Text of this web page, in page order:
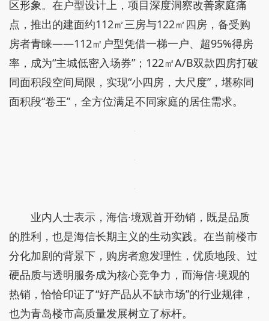
区形象。在户型设计上，项目深度洞察改善家庭痛
点，推出的建面约112㎡三房与122㎡四房，备受购
房者青睐——112㎡户型凭借一梯一户、超95%得房
率，成为“主城低密入场券”；122㎡A/B双款四房打破
同面积段空间局限，实现“小四房，大尺度”，堪称同
面积段“卷王”，全方位满足不同家庭的居住需求。
业内人士表示，海信·境观首开劲销，既是品质
的胜利，也是海信长期主义的生动实践。在当前楼市
分化加剧的背景下，购房者愈发理性，优质地段、过
硬品质与透明服务成为核心竞争力，而海信·境观的
热销，恰恰印证了“好产品从不缺市场”的行业规律，
也为青岛楼市高质量发展树立了标杆。